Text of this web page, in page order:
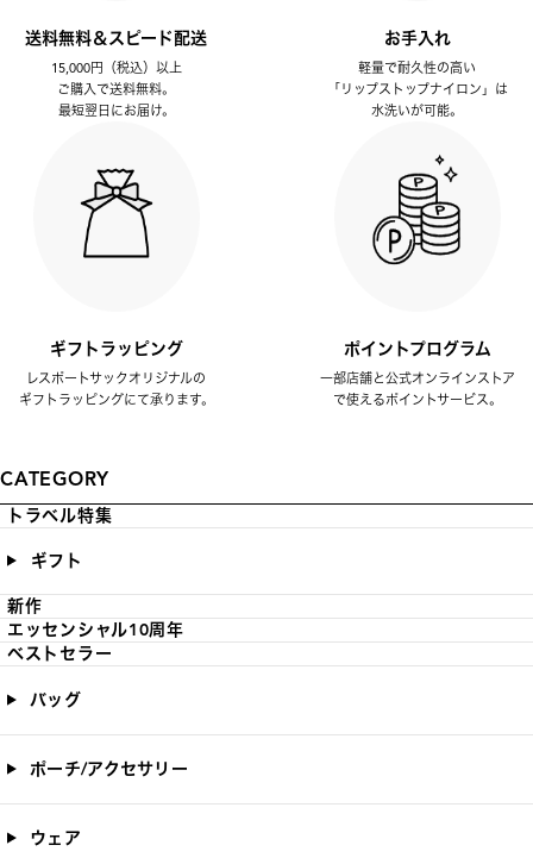
送料無料＆スピード配送
15,000円（税込）以上
ご購入で送料無料。
最短翌日にお届け。
お手入れ
軽量で耐久性の高い
「リップストップナイロン」は
水洗いが可能。
ギフトラッピング
レスポートサックオリジナルの
ギフトラッピングにて承ります。
ポイントプログラム
一部店舗と公式オンラインストア
で使えるポイントサービス。
CATEGORY
トラベル特集
ギフト
新作
エッセンシャル10周年
ベストセラー
バッグ
ポーチ/アクセサリー
ウェア